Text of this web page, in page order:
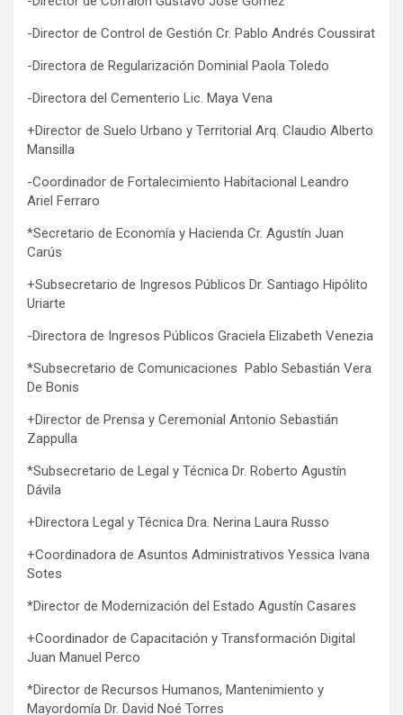
-Director de Control de Gestión Cr. Pablo Andrés Coussirat
-Directora de Regularización Dominial Paola Toledo
-Directora del Cementerio Lic. Maya Vena
+Director de Suelo Urbano y Territorial Arq. Claudio Alberto
Mansilla
-Coordinador de Fortalecimiento Habitacional Leandro
Ariel Ferraro
*Secretario de Economía y Hacienda Cr. Agustín Juan
Carús
+Subsecretario de Ingresos Públicos Dr. Santiago Hipólito
Uriarte
-Directora de Ingresos Públicos Graciela Elizabeth Venezia
*Subsecretario de Comunicaciones Pablo Sebastián Vera
De Bonis
+Director de Prensa y Ceremonial Antonio Sebastián
Zappulla
*Subsecretario de Legal y Técnica Dr. Roberto Agustín
Dávila
+Directora Legal y Técnica Dra. Nerina Laura Russo
+Coordinadora de Asuntos Administrativos Yessica Ivana
Sotes
*Director de Modernización del Estado Agustín Casares
+Coordinador de Capacitación y Transformación Digital
Juan Manuel Perco
*Director de Recursos Humanos, Mantenimiento y
Mayordomía Dr. David Noé Torres